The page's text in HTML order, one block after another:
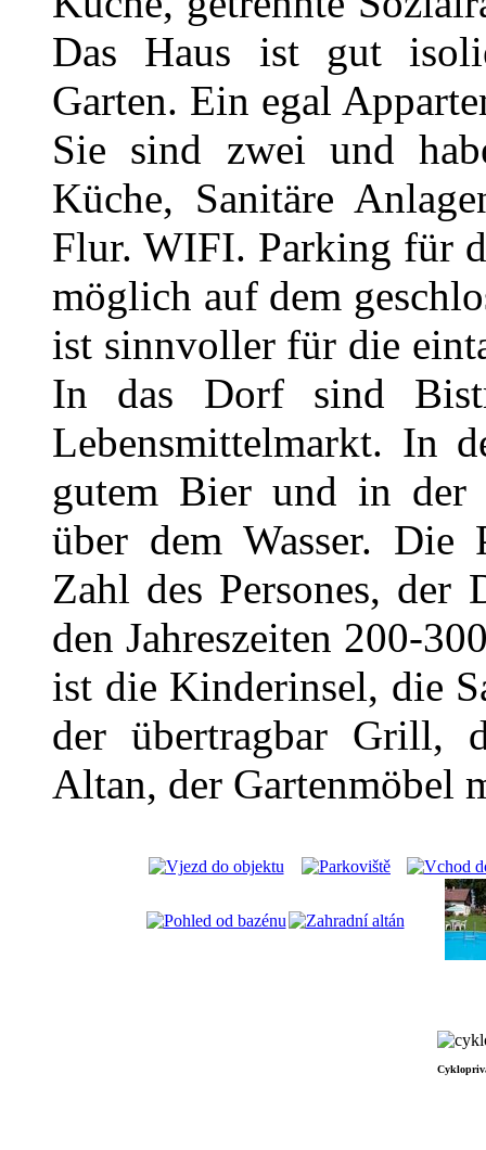
Das Haus ist gut
Garten. Ein egal
Sie sind zwei und
Küche, Sanitäre
Flur. WIFI. Parking für
möglich auf dem
ist sinnvoller für die
In das Dorf sind
Lebensmittelmarkt. In
gutem Bier und in der
über dem Wasser. Die
Zahl des Persones, der
den Jahreszeiten 200-
ist die Kinderinsel, die
der übertragbar Grill,
Altan, der Gartenmöbel